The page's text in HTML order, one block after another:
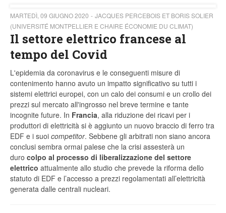
MARTEDÌ, 09 GIUGNO 2020
JACQUES PERCEBOIS ET BORIS SOLIER
(UNIVERSITÉ MONTPELLIER E CHAIRE ÉCONOMIE DU CLIMAT)
Il settore elettrico francese al
tempo del Covid
L'epidemia da coronavirus e le conseguenti misure di
contenimento hanno avuto un impatto significativo su tutti i
sistemi elettrici europei, con un calo dei consumi e un crollo dei
prezzi sul mercato all'ingrosso nel breve termine e tante
incognite future. In Francia, alla riduzione dei ricavi per i
produttori di elettricità si è aggiunto un nuovo braccio di ferro tra
EDF e i suoi competitor. Sebbene gli arbitrati non siano ancora
conclusi sembra ormai palese che la crisi assesterà un
duro colpo al processo di liberalizzazione del settore
elettrico attualmente allo studio che prevede la riforma dello
statuto di EDF e l’accesso a prezzi regolamentati all’elettricità
generata dalle centrali nucleari.